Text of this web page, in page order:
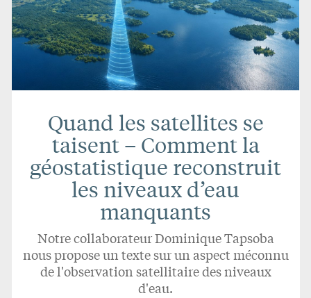
Quand les satellites se
taisent – Comment la
géostatistique reconstruit
les niveaux d’eau
manquants
Notre collaborateur Dominique Tapsoba
nous propose un texte sur un aspect méconnu
de l'observation satellitaire des niveaux
d'eau.